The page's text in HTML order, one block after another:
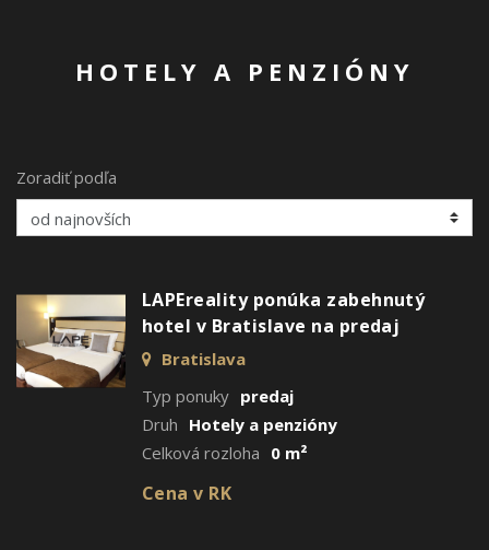
HOTELY A PENZIÓNY
Zoradiť podľa
LAPEreality ponúka zabehnutý
hotel v Bratislave na predaj
Bratislava
Typ ponuky predaj
Druh Hotely a penzióny
Celková rozloha 0 m²
Cena v RK